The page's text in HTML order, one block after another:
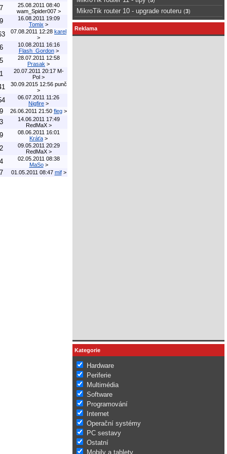
25.08.2011 08:40
wam_Spider007 >
16.08.2011 19:09
Tomix >
07.08.2011 12:28 karel
>
10.08.2011 16:16
Flash_Gordon >
28.07.2011 12:58
Prasak >
20.07.2011 20:17M-
Pol >
30.09.2015 12:56punč
>
06.07.2011 11:26
Nigfire >
26.06.2011 21:50 fleg >
14.06.2011 17:49
RedMaX >
08.06.2011 16:01
Kráťa >
09.05.2011 20:29
RedMaX >
02.05.2011 08:38
MaSo >
01.05.2011 08:47 mif >
MikroTik router 10 - upgrade routeru (3)
Reklama
Kategorie
Hardware
Periferie
Multimédia
Software
Programování
Internet
Operační systémy
PC sestavy
Ostatní
Mobily a tablety